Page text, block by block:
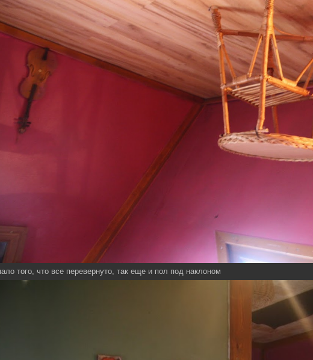
того, что все перевернуто, так еще и пол под наклоном